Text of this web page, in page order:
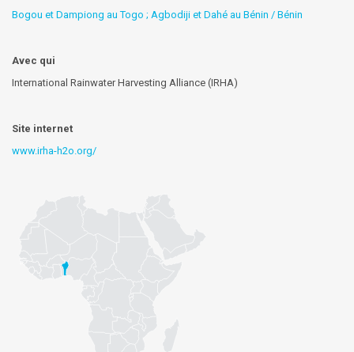
Bogou et Dampiong au Togo ; Agbodiji et Dahé au Bénin / Bénin
Avec qui
International Rainwater Harvesting Alliance (IRHA)
Site internet
www.irha-h2o.org/